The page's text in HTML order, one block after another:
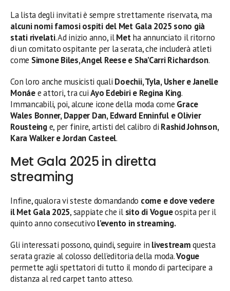
La lista degli invitati è sempre strettamente riservata, ma
alcuni nomi famosi ospiti del Met Gala 2025 sono già
stati rivelati. Ad inizio anno, ilMetha annunciato il ritorno
di un comitato ospitante per la serata, che includerà atleti
come Simone Biles, Angel Reese e Sha’Carri Richardson.
Con loro anche musicisti quali Doechii, Tyla, Usher e Janelle
Monáee attori, tra cuiAyo Edebiri e Regina King.
Immancabili, poi, alcune icone della moda come Grace
Wales Bonner, Dapper Dan, Edward Enninful e Olivier
Rousteinge, per finire, artisti del calibro di Rashid Johnson,
Kara Walker e Jordan Casteel.
Met Gala 2025 in diretta
streaming
Infine, qualora vi steste domandando come e dove vedere
il Met Gala 2025, sappiate che il sito di Vogueospita per il
quinto anno consecutivo l’evento in streaming.
Gli interessati possono, quindi, seguire in livestreamquesta
serata grazie al colosso dell’editoria della moda.Vogue
permette agli spettatori di tutto il mondo di partecipare a
distanza al red carpet tanto atteso.